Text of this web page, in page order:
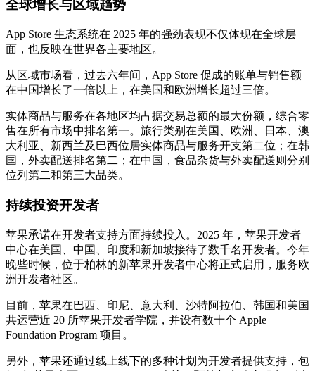
全球增长与区域趋势
App Store 生态系统在 2025 年的强劲表现不仅体现在全球层
面，也反映在世界各主要地区。
从区域市场看，过去六年间，App Store 促成的账单与销售额
在中国增长了一倍以上，在美国和欧洲增长超过三倍。
实体商品与服务在各地区均占据交易总额的最大份额，综合零
售在所有市场中排名第一。旅行类别在美国、欧洲、日本、澳
大利亚、新西兰及巴西位居实体商品与服务开支第二位；在韩
国，外卖配送排名第二；在中国，食品杂货与外卖配送则分别
位列第二和第三大品类。
持续投资开发者
苹果承诺在开发者支持方面持续投入。2025 年，苹果开发者
中心在美国、中国、印度和新加坡接待了数千名开发者。今年
晚些时候，位于柏林的新苹果开发者中心将正式启用，服务欧
洲开发者社区。
目前，苹果在巴西、印尼、意大利、沙特阿拉伯、韩国和美国
共运营近 20 所苹果开发者学院，并设有数十个 Apple
Foundation Program 项目。
另外，苹果还通过线上线下的多种计划为开发者提供支持，包